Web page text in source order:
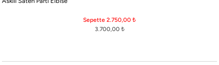
3.700,00 ₺
Sepette 2.750,00 ₺
Barcelona'nın coşkulu ritminden İstanbul'un mistik dokusuna uzanan bir moda
kadınlar için şehir modasının özgün ruhunu, sofistike detaylar ve çarpıcı
kontrastlarla birleştiren yeni bir anlayış. Cesaret ve özgürlüğün uyum ve denge